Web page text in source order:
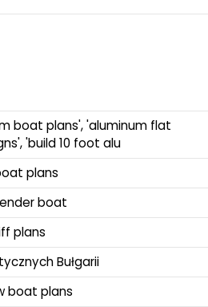
boat plans', 'aluminum flat
'build 10 foot alu
plans
boat
plans
Bułgarii
boat plans